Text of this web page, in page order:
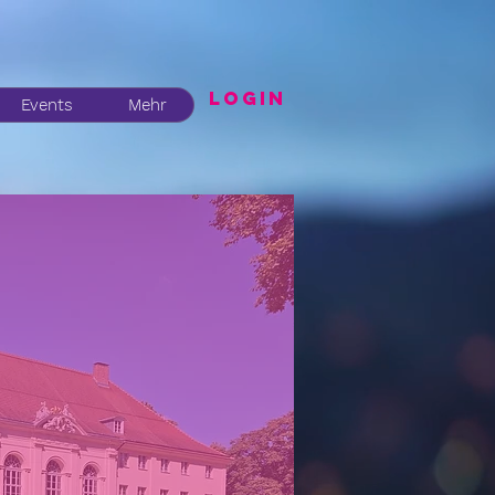
Events Mehr LogIN